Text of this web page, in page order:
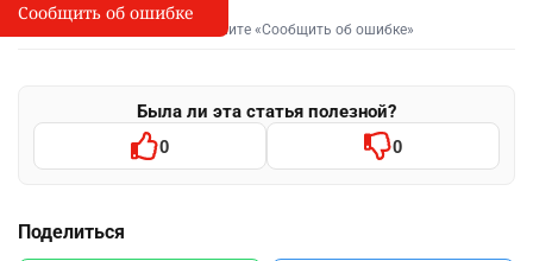
I
Сообщить об опечатке
Выделите фрагмент и нажмите «Сообщить об ошибке»
Была ли эта статья полезной?
0 0
Поделиться
Сообщить об ошибке